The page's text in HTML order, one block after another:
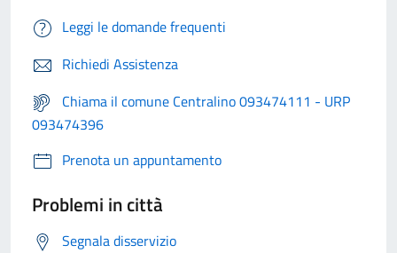
Leggi le domande frequenti
Richiedi Assistenza
Chiama il comune Centralino 093474111 - URP
093474396
Prenota un appuntamento
Problemi in città
Segnala disservizio